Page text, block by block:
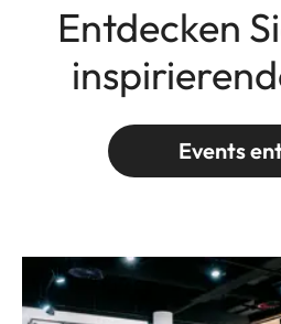
Entdecken
Events